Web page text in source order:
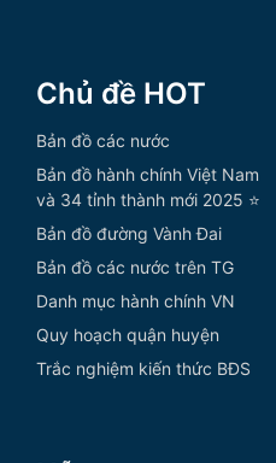
Chủ đề HOT
Bản đồ các nước
Bản đồ hành chính Việt Nam
và 34 tỉnh thành mới 2025 ⭐
Bản đồ đường Vành Đai
Bản đồ các nước trên TG
Danh mục hành chính VN
Quy hoạch quận huyện
Trắc nghiệm kiến thức BĐS